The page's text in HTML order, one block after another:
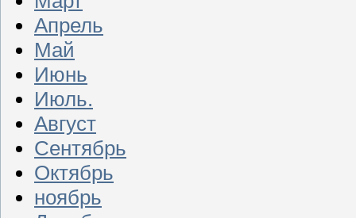
Апрель
Май
Июнь
Июль.
Август
Сентябрь
Октябрь
ноябрь